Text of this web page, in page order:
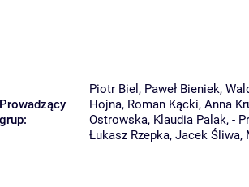
Prowadzący
grup:
Piotr Biel , Paweł Bieniek,
Hojna, Roman Kącki, Anna
Ostrowska, Klaudia Palak, -
Łukasz Rzepka, Jacek Śliwa,